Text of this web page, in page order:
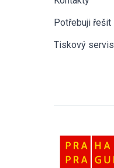
Potřebuji řešit
Tiskový servis